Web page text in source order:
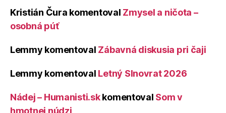
Kristián Čura komentoval Zmysel a ničota –
osobná púť
Lemmy komentoval Zábavná diskusia pri čaji
Lemmy komentoval Letný Slnovrat 2026
Nádej – Humanisti.skkomentoval Som v
hmotnej núdzi